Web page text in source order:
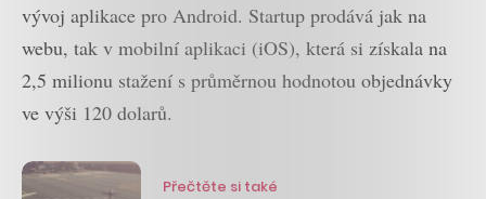
vývoj aplikace pro Android. Startup prodává jak na
webu, tak v mobilní aplikaci (iOS), která si získala na
2,5 milionu stažení s průměrnou hodnotou objednávky
ve výši 120 dolarů.
Přečtěte si také